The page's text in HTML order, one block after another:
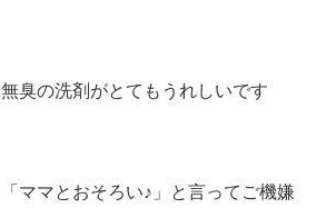
無臭の洗剤がとてもうれしいです
「ママとおそろい♪」と言ってご機嫌